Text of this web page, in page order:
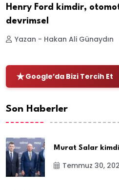
Henry Ford kimdir,
devrimsel
Yazan - Hakan Ali Günaydın
Google’da Bizi Tercih Et
Son Haberler
Murat Salar
Temmuz 30,